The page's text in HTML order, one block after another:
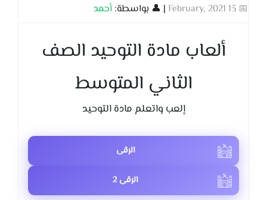
📅 13 February, 2021 | 👤 بواسطة: أحمد
ألعاب مادة التوحيد الصف
الثاني المتوسط
إلعب واتعلم مادة التوحيد
الرقى
الرقى 2